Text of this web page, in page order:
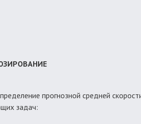
прогнозной средней
задач: